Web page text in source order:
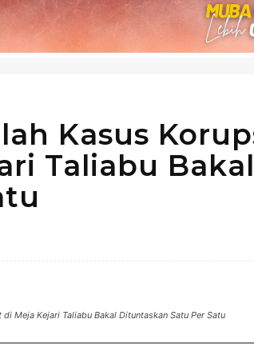
Kasus
Taliabu
Meja Kejari Taliabu Bakal Dituntaskan Satu Per Satu